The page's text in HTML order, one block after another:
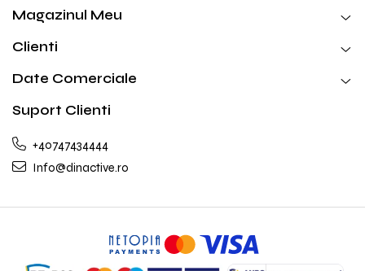
Magazinul Meu
Clienti
Date Comerciale
Suport Clienti
+40747434444
Info@dinactive.ro